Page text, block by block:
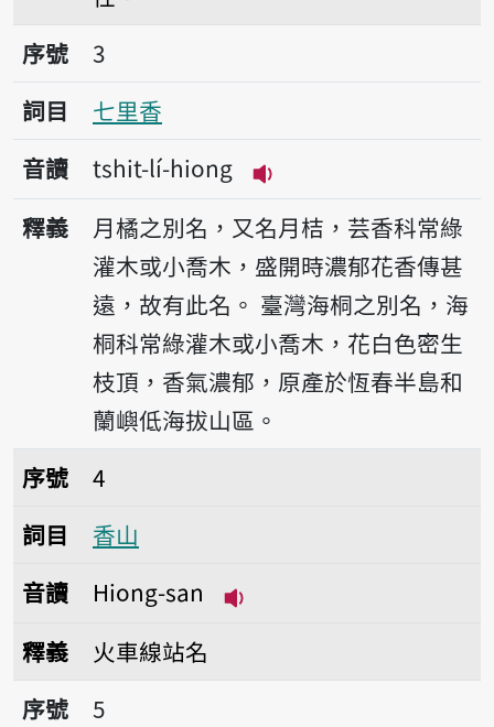
序號3七里香
序號
3
詞目
七里香
音讀
tshit-lí-hiong
播放音讀tshit-lí-hiong
釋義
月橘之別名，又名月桔，芸香科常綠
灌木或小喬木，盛開時濃郁花香傳甚
遠，故有此名。 臺灣海桐之別名，海
桐科常綠灌木或小喬木，花白色密生
枝頂，香氣濃郁，原產於恆春半島和
蘭嶼低海拔山區。
序號4香山
序號
4
詞目
香山
音讀
Hiong-san
釋義
火車線站名
序號5香山區
序號
5